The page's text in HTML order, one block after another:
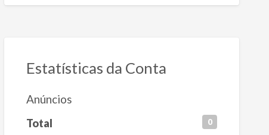
Estatísticas da Conta
Anúncios
Total 0